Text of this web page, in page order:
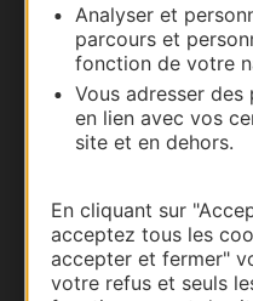
Analyser et
parcours et
fonction de votre
Vous adresser des
en lien avec vos
site et en dehors.
En cliquant sur
acceptez tous les
accepter et fermer"
votre refus et seuls
Thermalisme
Pros d'Occitanie
Site presse et
Voyagistes